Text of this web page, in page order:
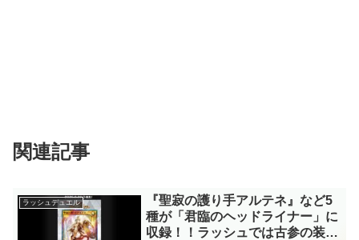
関連記事
ラッシュデュエル
『聖寂の護り手アルテネ』など5
種が「君臨のヘッドライナー」に
収録！！ラッシュでは古参の装備